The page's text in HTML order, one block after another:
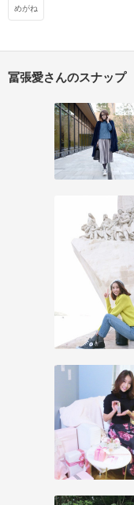
めがね
冨張愛さんのスナップ